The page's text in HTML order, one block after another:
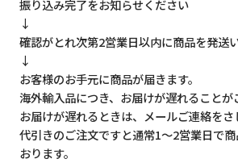
振り込み完了をお知らせください
↓
確認がとれ次第2営業日以内に商品を発送
↓
お客様のお手元に商品が届きます。
海外輸入品につき、お届けが遅れることが
お届けが遅れるときは、メールご連絡をさ
代引きのご注文ですと通常1～2営業日で
おります。